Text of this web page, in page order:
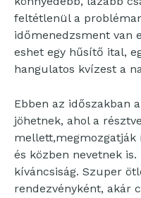
feltétlenül a
időmenedzsment van
eshet egy hűsítő ital,
hangulatos kvízest a
Ebben az időszakban
jöhetnek, ahol a
és közben nevetnek
kíváncsiság. Szuper
rendezvényként, akár